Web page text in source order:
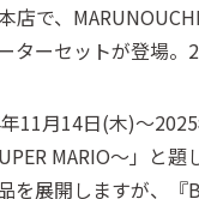
店で、
ターセットが登場。
11月14日(木)～
MARIO～」と
を展開しますが、